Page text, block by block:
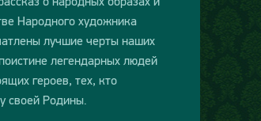
Народного художника
лучшие черты наших
легендарных людей
героев, тех, кто
своей Родины.